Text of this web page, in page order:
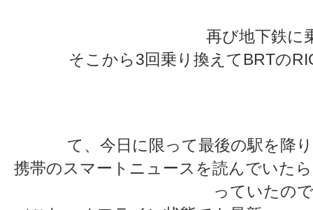
再び地下鉄に
そこから3回乗り換えてBRTの
て、今日に限って最後の駅を降
携帯のスマートニュースを読んでいた
っていたの